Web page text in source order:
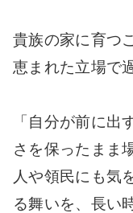
貴族の家に育つ
恵まれた立場で
「自分が前に出
さを保ったまま
人や領民にも気
る舞いを、長い